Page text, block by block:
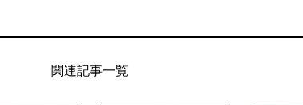
関連記事一覧